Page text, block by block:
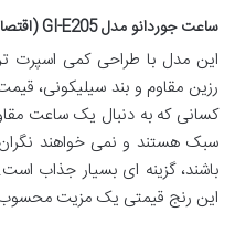
ساعت جوردانو مدل GI-E205 (اقتصادی با ظاهر اسپرت)
این مدل با طراحی کمی اسپرت تر
رزین مقاوم و بند سیلیکونی،
کسانی که به دنبال یک ساعت
سبک هستند و نمی خواهند
این رنج قیمتی یک مزیت